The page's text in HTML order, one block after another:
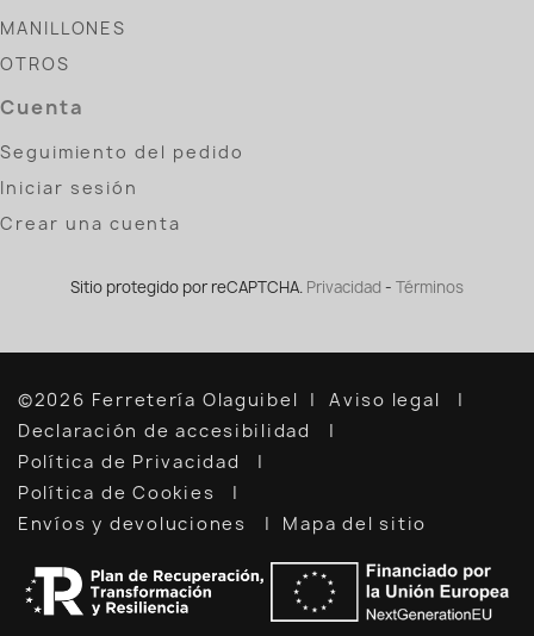
MANILLONES
OTROS
Cuenta
Seguimiento del pedido
Iniciar sesión
Crear una cuenta
Sitio protegido por reCAPTCHA. Privacidad - Términos
©2026 Ferretería Olaguibel
Aviso legal
Declaración de accesibilidad
Política de Privacidad
Política de Cookies
Envíos y devoluciones
Mapa del sitio